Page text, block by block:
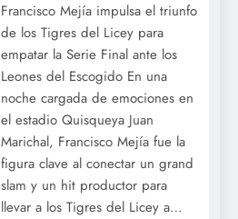
Francisco Mejía impulsa el triunfo
de los Tigres del Licey para
empatar la Serie Final ante los
Leones del Escogido En una
noche cargada de emociones en
el estadio Quisqueya Juan
Marichal, Francisco Mejía fue la
figura clave al conectar un grand
slam y un hit productor para
llevar a los Tigres del Licey a…